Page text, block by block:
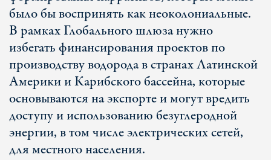
было бы воспринять как неоколониальные.
В рамках Глобального шлюза нужно
избегать финансирования проектов по
производству водорода в странах Латинской
Америки и Карибского бассейна, которые
основываются на экспорте и могут вредить
доступу и использованию безуглеродной
энергии, в том числе электрических сетей,
для местного населения.